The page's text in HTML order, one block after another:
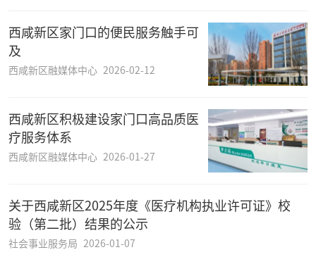
西咸新区家门口的便民服务触手可
及
西咸新区融媒体中心 2026-02-12
西咸新区积极建设家门口高品质医
疗服务体系
西咸新区融媒体中心 2026-01-27
​关于西咸新区2025年度《医疗机构执业许可证》校
验（第二批）结果的公示
社会事业服务局 2026-01-07